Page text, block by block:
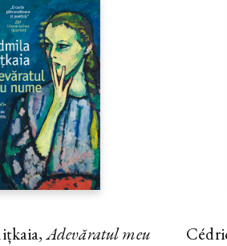
Adevăratul meu